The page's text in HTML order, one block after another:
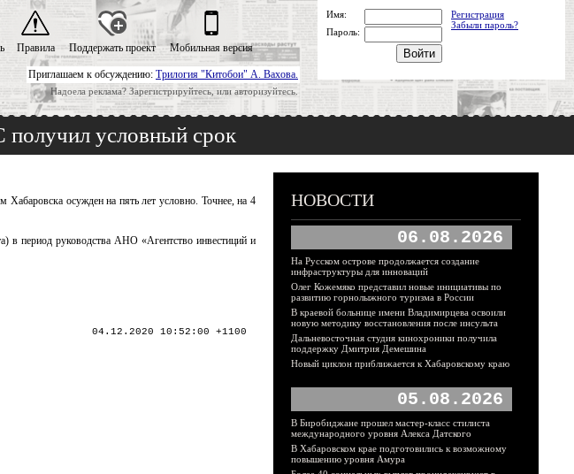
Приглашаем к обсуждению: Трилогия "Китобои" А. Вахова.
Надоела реклама? Зарегистрируйтесь, или авторизуйтесь.
Правила Поддержать проект Мобильная версия
Имя:
Регистрация
Забыли пароль?
Пароль:
получил условный срок
осужден на пять лет условно. Точнее, на 4
в период руководства АНО «Агентство инвестиций и
04.12.2020 10:52:00 +1100
НОВОСТИ
06.08.2026
На Русском острове продолжается создание
инфраструктуры для инноваций
Олег Кожемяко представил новые инициативы по
развитию горнолыжного туризма в России
В краевой больнице имени Владимирцева освоили
новую методику восстановления после инсульта
Дальневосточная студия кинохроники получила
поддержку Дмитрия Демешина
Новый циклон приближается к Хабаровскому краю
05.08.2026
В Биробиджане прошел мастер-класс стилиста
международного уровня Алекса Датского
В Хабаровском крае подготовились к возможному
повышению уровня Амура